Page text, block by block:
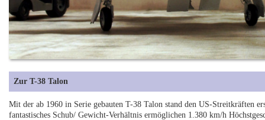
Zur T-38 Talon
Mit der ab 1960 in Serie gebauten T-38 Talon stand den US-Streitkräften
fantastisches Schub/ Gewicht-Verhältnis ermöglichen 1.380 km/h